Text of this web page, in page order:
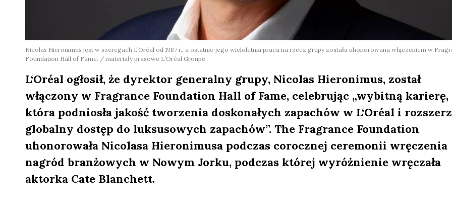
Nicolas Hieronimus jest w szeregach L’Oréal od 1987 r., a ostatnio jego wieloletnia praca na rzecz grupy została uhonorowana włączeniem w
Foundation Hall of Fame. / materiały prasowe L‘Oréal Groupe
L‘Oréal ogłosił, że dyrektor generalny grupy, Nicolas Hieronimus, został
włączony w Fragrance Foundation Hall of Fame, celebrując „wybitną karierę,
która podniosła jakość tworzenia doskonałych zapachów w L‘Oréal i
globalny dostęp do luksusowych zapachów”. The Fragrance Foundation
uhonorowała Nicolasa Hieronimusa podczas corocznej ceremonii wręczenia
nagród branżowych w Nowym Jorku, podczas której wyróżnienie wręczała
aktorka Cate Blanchett.